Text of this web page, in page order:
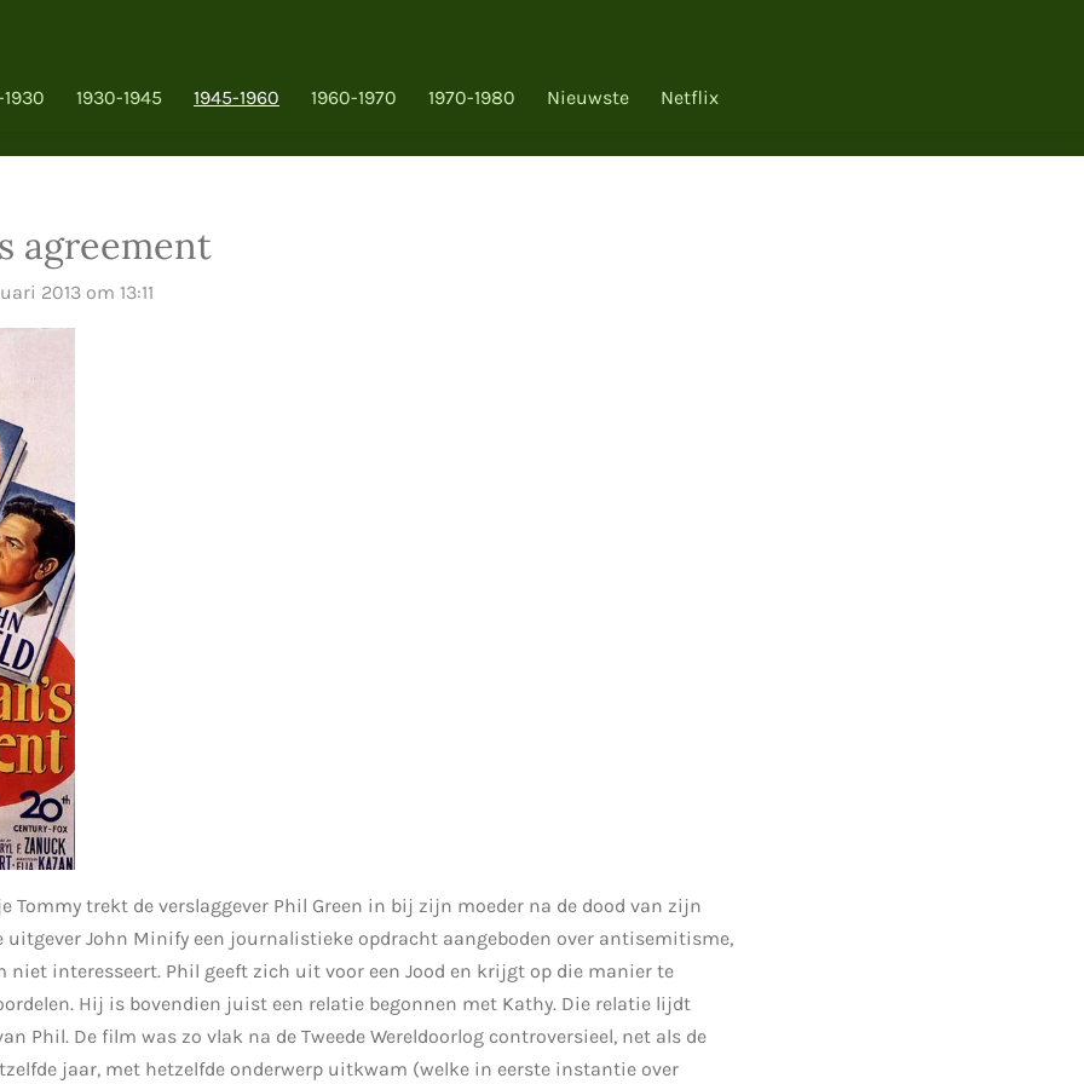
1930 1930-1945 1945-1960 1960-1970 1970-1980 Nieuwste Netflix
agreement
2013 om 13:11
Tommy trekt de verslaggever Phil Green in bij zijn moeder na de dood van zijn
John Minify een journalistieke opdracht aangeboden over antisemitisme,
niet interesseert. Phil geeft zich uit voor een Jood en krijgt op die manier te
Hij is bovendien juist een relatie begonnen met Kathy. Die relatie lijdt
Phil. De film was zo vlak na de Tweede Wereldoorlog controversieel, net als de
jaar, met hetzelfde onderwerp uitkwam (welke in eerste instantie over